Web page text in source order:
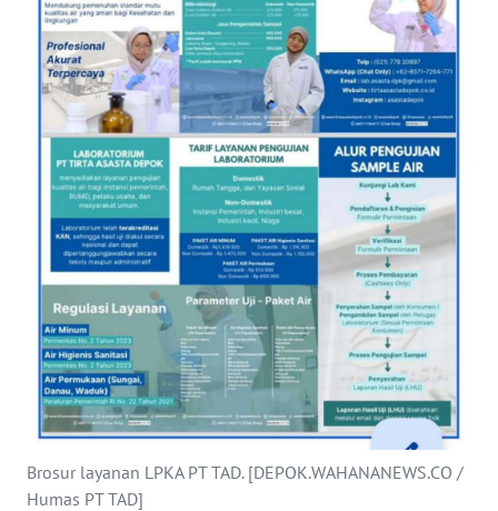
Brosur layanan LPKA PT TAD. [DEPOK.WAHANANEWS.CO /
Humas PT TAD]
INFO
IKLAN
TENTANG
KAMI
PEDOMAN
MEDIA
SIBER
REDAKSI
KARIR
DISCLAIMER
Wahana
News